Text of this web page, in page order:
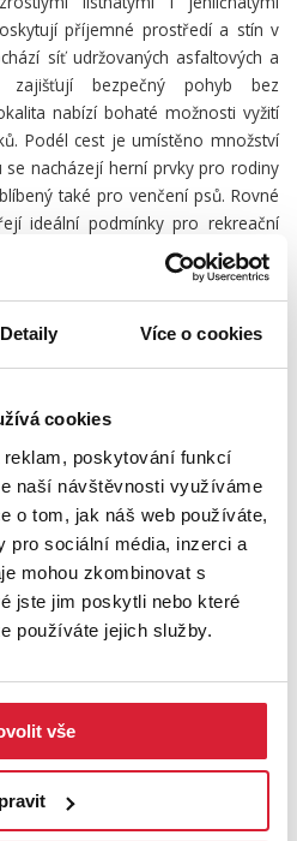
Detaily Více o cookies
cookies
poskytování funkcí
naší návštěvnosti využíváme
o tom, jak náš web používáte,
pro sociální média, inzerci a
mohou zkombinovat s
jste jim poskytli nebo které
používáte jejich služby.
vše
příjemné prostředí a stín v
síť udržovaných asfaltových a
zajišťují bezpečný pohyb bez
nabízí bohaté možnosti vyžití
Podél cest je umístěno množství
nacházejí herní prvky pro rodiny
také pro venčení psů. Rovné
ideální podmínky pro rekreační
či rodiče s kočárky. Městský
prvek pro sport, relaxaci a zvýšení
Tak není nic jednoduššího,
Vašich požadavků a možností. Díky
institucí, perfektní znalostí
servisu se můžete spolehnout, že
Vaší nemovitosti.
Kubíčka, který se bude těšit na
OBJEKTU